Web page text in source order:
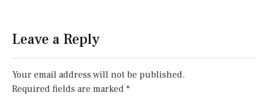
Leave a Reply
Your email address will not be published.
Required fields are marked *